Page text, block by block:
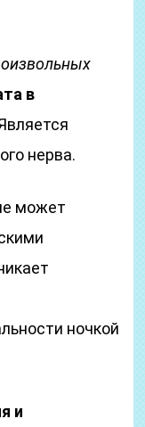
в
нерва.
может
ночкой
и